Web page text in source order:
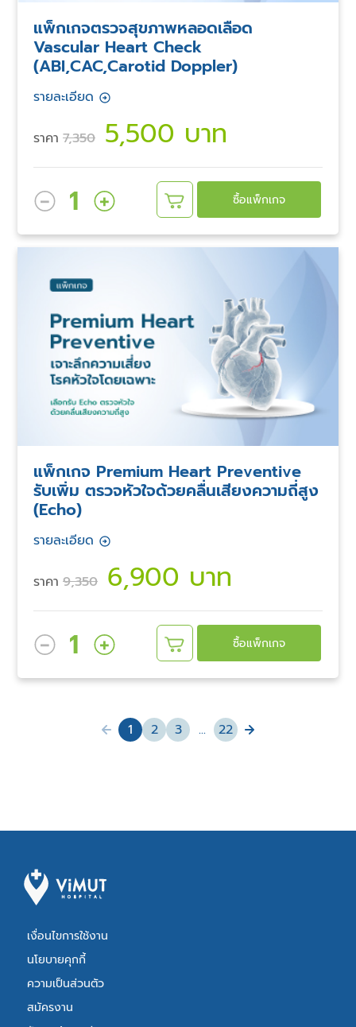
แพ็กเกจตรวจสุขภาพหลอดเลือด
Vascular Heart Check
(ABI,CAC,Carotid Doppler)
รายละเอียด
ราคา 7,350 5,500 บาท
1
ซื้อแพ็กเกจ
แพ็กเกจ Premium Heart Preventive
รับเพิ่ม ตรวจหัวใจด้วยคลื่นเสียงความถี่สูง
(Echo)
รายละเอียด
ราคา 9,350 6,900 บาท
1
ซื้อแพ็กเกจ
page
You're
1 page
2 page
3 page
... page
22 page
เงื่อนไขการใช้งาน
นโยบายคุกกี้
ความเป็นส่วนตัว
สมัครงาน